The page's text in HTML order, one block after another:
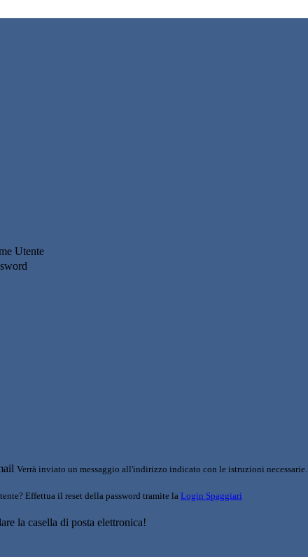
Utente
Verrà inviato un messaggio all'indirizzo indicato con le istruzioni necessarie.
Effettua il reset della password tramite la Login Spaggiari
la casella di posta elettronica!